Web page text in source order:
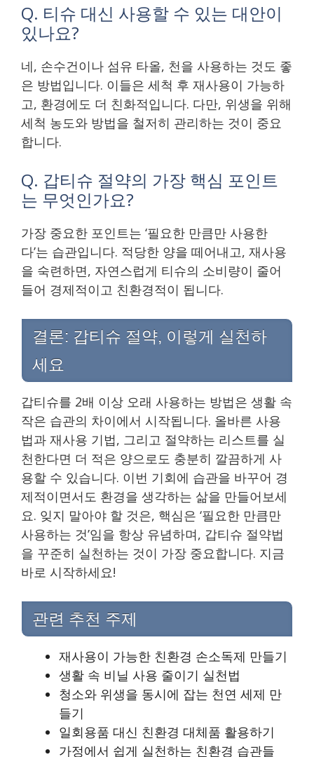
Q. 티슈 대신 사용할 수 있는 대안이
있나요?
네, 손수건이나 섬유 타올, 천을 사용하는 것도 좋
은 방법입니다. 이들은 세척 후 재사용이 가능하
고, 환경에도 더 친화적입니다. 다만, 위생을 위해
세척 농도와 방법을 철저히 관리하는 것이 중요
합니다.
Q. 갑티슈 절약의 가장 핵심 포인트
는 무엇인가요?
가장 중요한 포인트는 ‘필요한 만큼만 사용한
다’는 습관입니다. 적당한 양을 떼어내고, 재사용
을 숙련하면, 자연스럽게 티슈의 소비량이 줄어
들어 경제적이고 친환경적이 됩니다.
결론: 갑티슈 절약, 이렇게 실천하
세요
갑티슈를 2배 이상 오래 사용하는 방법은 생활 속
작은 습관의 차이에서 시작됩니다. 올바른 사용
법과 재사용 기법, 그리고 절약하는 리스트를 실
천한다면 더 적은 양으로도 충분히 깔끔하게 사
용할 수 있습니다. 이번 기회에 습관을 바꾸어 경
제적이면서도 환경을 생각하는 삶을 만들어보세
요. 잊지 말아야 할 것은, 핵심은 ‘필요한 만큼만
사용하는 것’임을 항상 유념하며, 갑티슈 절약법
을 꾸준히 실천하는 것이 가장 중요합니다. 지금
바로 시작하세요!
관련 추천 주제
재사용이 가능한 친환경 손소독제 만들기
생활 속 비닐 사용 줄이기 실천법
청소와 위생을 동시에 잡는 천연 세제 만
들기
일회용품 대신 친환경 대체품 활용하기
가정에서 쉽게 실천하는 친환경 습관들